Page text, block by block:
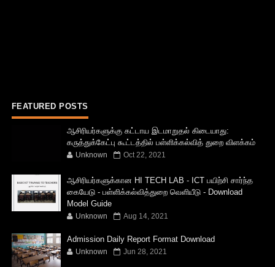
FEATURED POSTS
ஆசிரியர்களுக்கு கட்டாய இடமாறுதல் கிடையாது:
கருத்துக்கேட்பு கூட்டத்தில் பள்ளிக்கல்வித் துறை விளக்கம்
Unknown Oct 22, 2021
ஆசிரியர்களுக்கான HI TECH LAB - ICT பயிற்சி சார்ந்த
கையேடு - பள்ளிக்கல்வித்துறை வெளியீடு - Download
Model Guide
Unknown Aug 14, 2021
Admission Daily Report Format Download
Unknown Jun 28, 2021